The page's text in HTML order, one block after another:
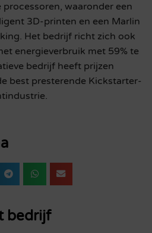
waaronder een
3D-printen en een Marlin
Het bedrijf richt zich ook
energieverbruik met 59% te
bedrijf heeft prijzen
best presterende Kickstarter-
bedrijf